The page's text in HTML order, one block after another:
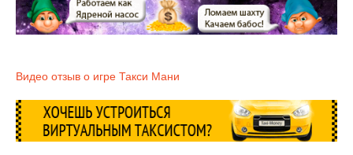
Видео отзыв о игре Такси Мани